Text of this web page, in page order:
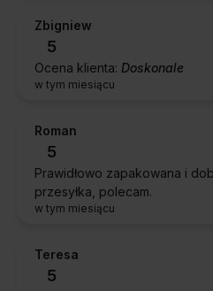
Zbigniew
5
Ocena klienta: Doskonale
w tym miesiącu
Roman
5
Prawidłowo zapakowana i
przesyłka, polecam.
w tym miesiącu
Teresa
5